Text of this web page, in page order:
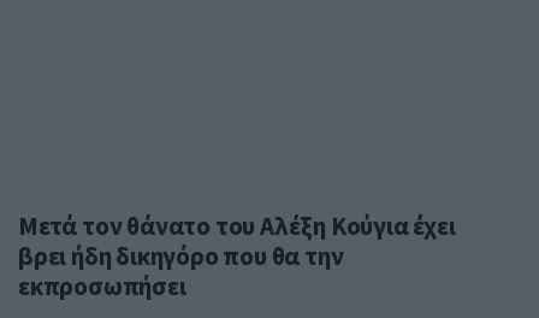
Μετά τον θάνατο του Αλέξη Κούγια έχει
βρει ήδη δικηγόρο που θα την
εκπροσωπήσει